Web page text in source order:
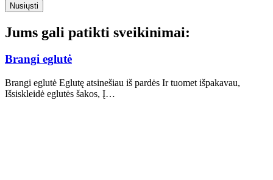
Nusiųsti
Jums gali patikti sveikinimai:
Brangi eglutė
Brangi eglutė Eglutę atsinešiau iš pardės Ir tuomet išpakavau,
Išsiskleidė eglutės šakos, Į…